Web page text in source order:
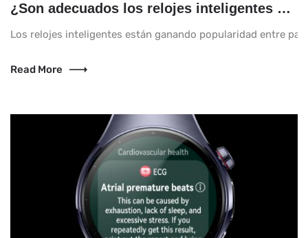
¿Son adecuados los relojes inteligentes para niños?
Los relojes inteligentes están ganando popularidad entre
Read More